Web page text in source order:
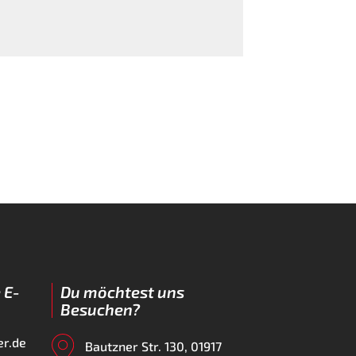
Du möchtest uns
Besuchen?
Bautzner Str. 130, 01917